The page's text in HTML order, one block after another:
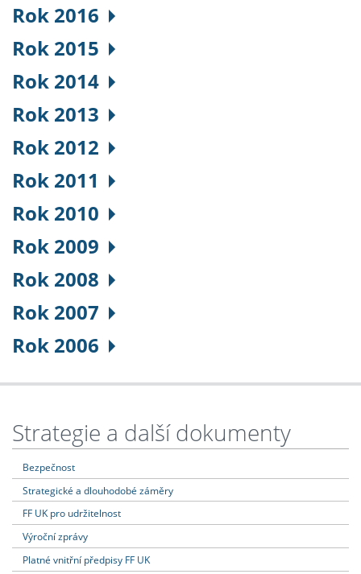
Rok 2016
Rok 2015
Rok 2014
Rok 2013
Rok 2012
Rok 2011
Rok 2010
Rok 2009
Rok 2008
Rok 2007
Rok 2006
Strategie a další dokumenty
Bezpečnost
Strategické a dlouhodobé záměry
FF UK pro udržitelnost
Výroční zprávy
Platné vnitřní předpisy FF UK